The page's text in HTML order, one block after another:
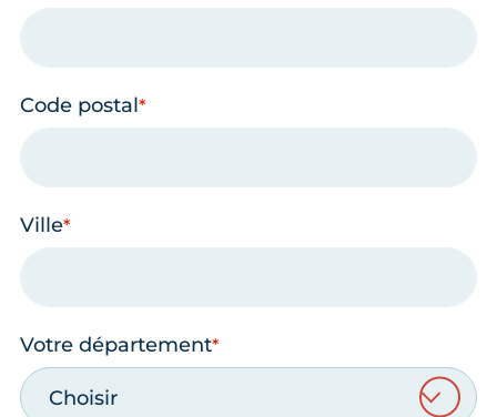
Code postal
Ville
Votre département
Choisir